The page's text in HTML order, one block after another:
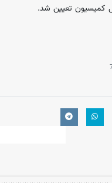
کمیسیون تعیین شد.